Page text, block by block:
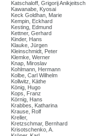
Katschaloff, Grigorij Anikjeitsch
Kawanabe, Kyosai
Keck Goldhan, Marie
Kempin, Eckhard
Kesting, Edmund
Kettner, Gerhard
Kinder, Hans
Klauke, Jürgen
Kleinschmidt, Peter
Klemke, Werner
Knap, Miroslav
Kohlmann, Hermann
Kolbe, Carl Wilhelm
Kollwitz, Käthe
König, Hugo
Kops, Franz
Körnig, Hans
Krabbes, Katharina
Krause, Rolf
Kreller,
Kretzschmar, Bernhard
Krisotschenko, A.